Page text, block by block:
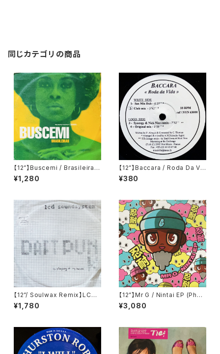
同じカテゴリの商品
【12”】Buscemi / Brasileiras
(Downsall Plastics) (DSL 0
42)
¥1,280
【12”】Baccara / Roda Da Vi
da (Nice Music) (NVN 630
00)
¥380
【12”/ Soulwax Remix】LCD
Soundsystem / Daft Punk I
s Playing At My House (DF
¥1,780
【12”】Mr G / Nintai EP (Phoe
nix G.) (PG077)
¥3,080